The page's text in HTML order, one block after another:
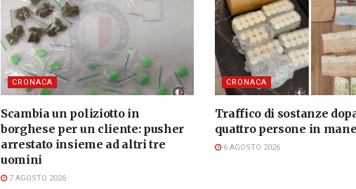
CRONACA
Scambia un poliziotto in
borghese per un cliente: pusher
arrestato insieme ad altri tre
uomini
7 AGOSTO 2026
CRONACA
Traffico di sostanze
quattro persone in
6 AGOSTO 2026